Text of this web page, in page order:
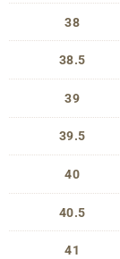
38
38.5
39
39.5
40
40.5
41